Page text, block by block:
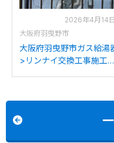
2026年4月14日
大阪府羽曳野市
大阪府羽曳野市ガス給湯
>リンナイ交換工事施工事